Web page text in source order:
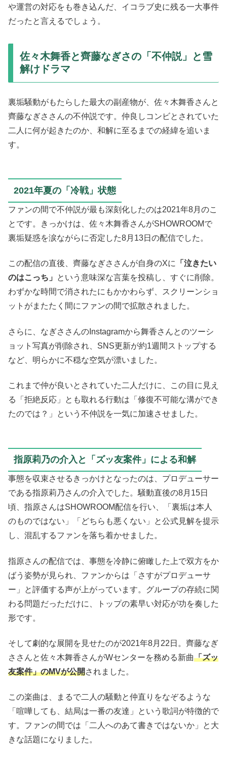
や運営の対応をも巻き込んだ、イコラブ史に残る一大事件
だったと言えるでしょう。
佐々木舞香と齊藤なぎさの「不仲説」と雪
解けドラマ
裏垢騒動がもたらした最大の副産物が、佐々木舞香さんと
齊藤なぎささんの不仲説です。仲良しコンビとされていた
二人に何が起きたのか、和解に至るまでの経緯を追いま
す。
2021年夏の「冷戦」状態
ファンの間で不仲説が最も深刻化したのは2021年8月のこ
とです。きっかけは、佐々木舞香さんがSHOWROOMで
裏垢疑惑を涙ながらに否定した8月13日の配信でした。
この配信の直後、齊藤なぎささんが自身のXに 「泣きたい
のはこっち」
という意味深な言葉を投稿し、すぐに削除。
わずかな時間で消されたにもかかわらず、スクリーンショ
ットがまたたく間にファンの間で拡散されました。
さらに、なぎささんのInstagramから舞香さんとのツーシ
ョット写真が削除され、SNS更新が約1週間ストップする
など、明らかに不穏な空気が漂いました。
これまで仲が良いとされていた二人だけに、この目に見え
る「拒絶反応」とも取れる行動は「修復不可能な溝ができ
たのでは？」という不仲説を一気に加速させました。
指原莉乃の介入と「ズッ友案件」による和解
事態を収束させるきっかけとなったのは、プロデューサー
である指原莉乃さんの介入でした。騒動直後の8月15日
頃、指原さんはSHOWROOM配信を行い、「裏垢は本人
のものではない」「どちらも悪くない」と公式見解を提示
し、混乱するファンを落ち着かせました。
指原さんの配信では、事態を冷静に俯瞰した上で双方をか
ばう姿勢が見られ、ファンからは「さすがプロデューサ
ー」と評価する声が上がっています。グループの存続に関
わる問題だっただけに、トップの素早い対応が功を奏した
形です。
そして劇的な展開を見せたのが2021年8月22日。齊藤なぎ
ささんと佐々木舞香さんがWセンターを務める新曲「ズッ
友案件」のMVが公開されました。
この楽曲は、まるで二人の騒動と仲直りをなぞるような
「喧嘩しても、結局は一番の友達」という歌詞が特徴的で
す。ファンの間では「二人へのあて書きではないか」と大
きな話題になりました。